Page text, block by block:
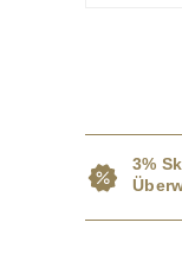
3%